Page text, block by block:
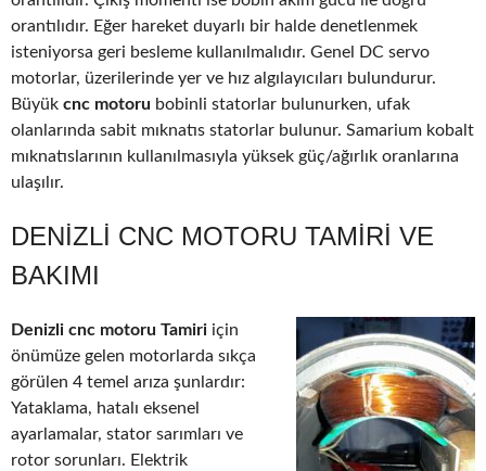
orantılıdır. Eğer hareket duyarlı bir halde denetlenmek
isteniyorsa geri besleme kullanılmalıdır. Genel DC servo
motorlar, üzerilerinde yer ve hız algılayıcıları bulundurur.
Büyük cnc motoru bobinli statorlar bulunurken, ufak
olanlarında sabit mıknatıs statorlar bulunur. Samarium kobalt
mıknatıslarının kullanılmasıyla yüksek güç/ağırlık oranlarına
ulaşılır.
DENIZLI CNC MOTORU TAMIRI VE
BAKIMI
Denizli cnc motoru Tamiri için
önümüze gelen motorlarda sıkça
görülen 4 temel arıza şunlardır:
Yataklama, hatalı eksenel
ayarlamalar, stator sarımları ve
rotor sorunları. Elektrik